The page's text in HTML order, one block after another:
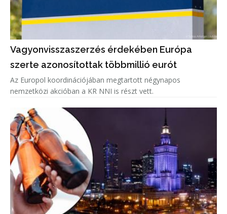
Vagyonvisszaszerzés érdekében Európa
szerte azonosítottak többmillió eurót
Az Europol koordinációjában megtartott négynapos
nemzetközi akcióban a KR NNI is részt vett.